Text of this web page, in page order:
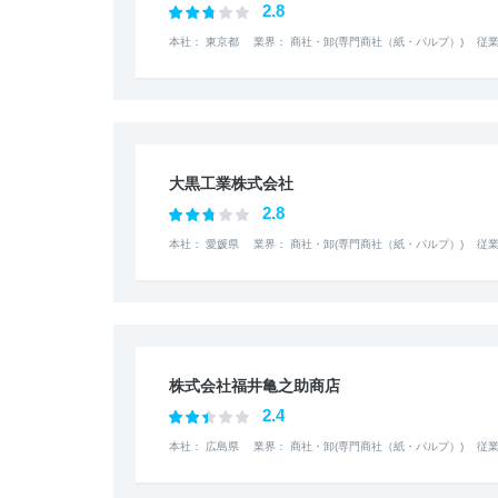
2.8
本社： 東京都 業界： 商社・卸(専門商社（紙・パルプ）) 従
大黒工業株式会社
2.8
本社： 愛媛県 業界： 商社・卸(専門商社（紙・パルプ）) 従
株式会社福井亀之助商店
2.4
本社： 広島県 業界： 商社・卸(専門商社（紙・パルプ）) 従